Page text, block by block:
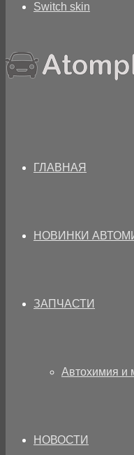
Switch skin
ГЛАВНАЯ
НОВИНКИ
ЗАПЧАСТИ
Автохимия и
НОВОСТИ